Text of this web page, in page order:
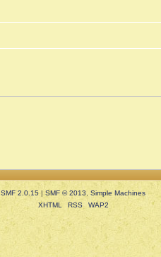
SMF 2.0.15 | SMF © 2013
Simple Machines
XHTML
RSS WAP2